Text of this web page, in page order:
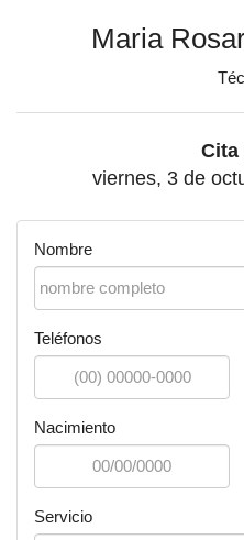
Maria
Cita
viernes, 3 de
Nombre
Teléfonos
Nacimiento
Servicio